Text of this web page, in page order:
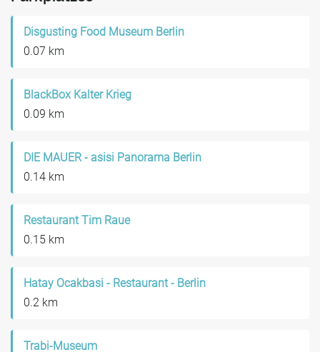
Disgusting Food Museum Berlin
0.07 km
BlackBox Kalter Krieg
0.09 km
DIE MAUER - asisi Panorama Berlin
0.14 km
Restaurant Tim Raue
0.15 km
Hatay Ocakbasi - Restaurant - Berlin
0.2 km
Trabi-Museum